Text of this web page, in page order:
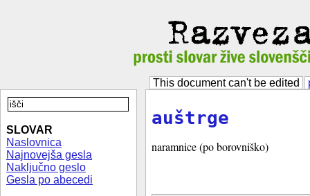
This document can't be edited
SLOVAR
Naslovnica
Najnovejša gesla
Naključno geslo
Gesla po abecedi
auštrge
naramnice (po borovniško)